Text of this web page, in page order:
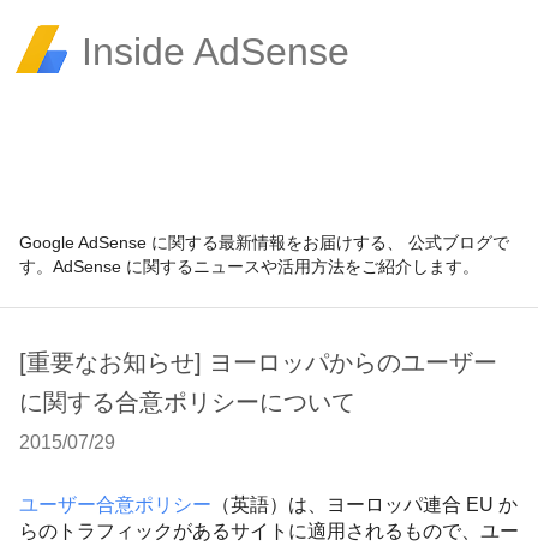
Inside AdSense
Google AdSense に関する最新情報をお届けする、 公式ブログで
す。AdSense に関するニュースや活用方法をご紹介します。
[重要なお知らせ] ヨーロッパからのユーザー
に関する合意ポリシーについて
2015/07/29
ユーザー合意ポリシー （英語）は、ヨーロッパ連合 EU か
らのトラフィックがあるサイトに適用されるもので、ユー